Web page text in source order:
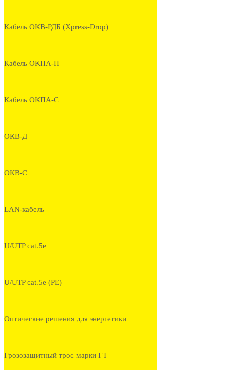
Кабель ОКВ-РДБ (Xpress-Drop)
Кабель ОКПА-П
Кабель ОКПА-С
ОКВ-Д
ОКВ-С
LAN-кабель
U/UTP cat.5e
U/UTP cat.5e (PE)
Оптические решения для энергетики
Грозозащитный трос марки ГТ